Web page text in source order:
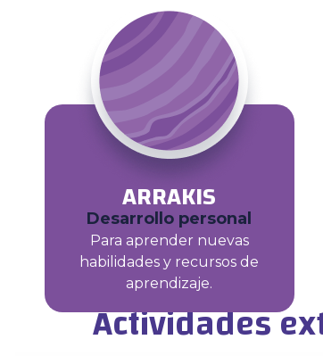
ARRAKIS
Desarrollo personal
Para aprender nuevas
habilidades y recursos de
aprendizaje.
Actividades